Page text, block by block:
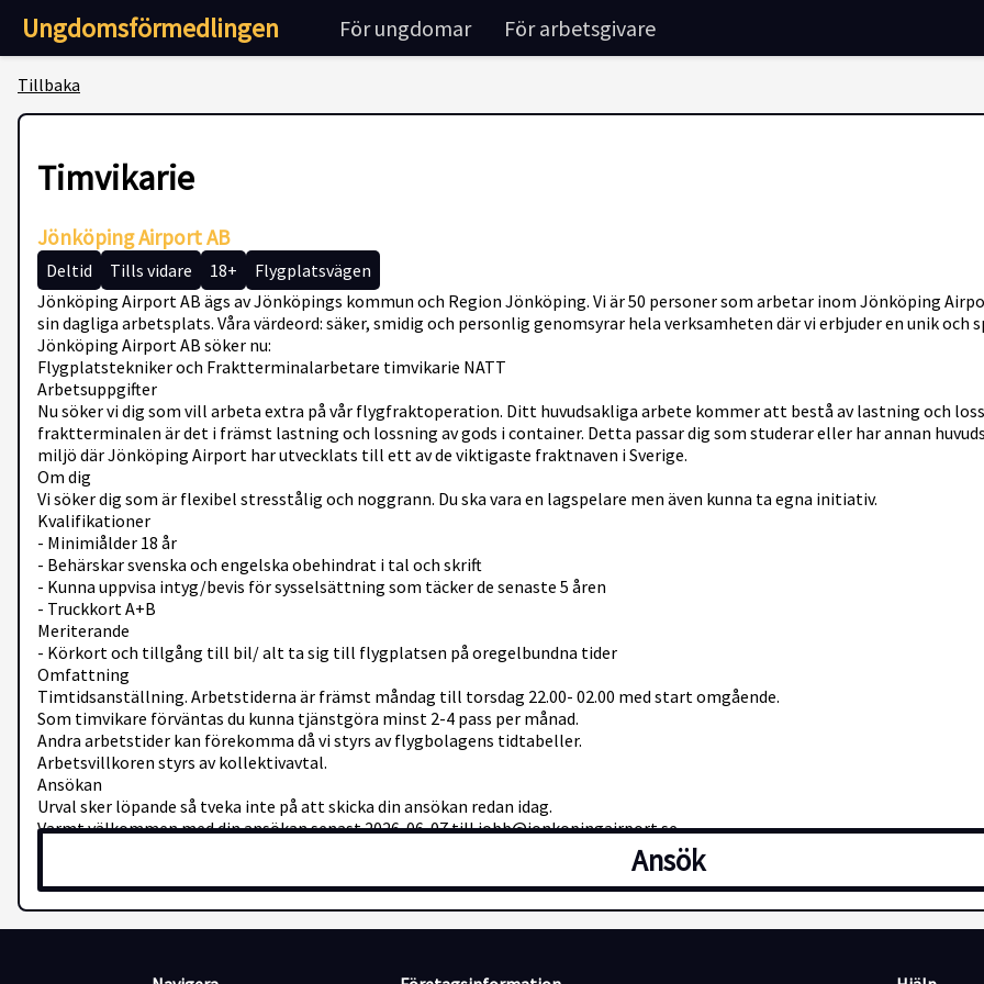
Ungdomsförmedlingen För ungdomar För arbetsgivare
Tillbaka
Timvikarie
Jönköping Airport AB
Deltid Tills vidare 18+
Flygplatsvägen
Jönköping Airport AB ägs av Jönköpings kommun och Region Jönköping. Vi är 50 personer som arbetar inom Jönköping
sin dagliga arbetsplats. Våra värdeord: säker, smidig och personlig genomsyrar hela verksamheten där vi erbjuder en unik och
Jönköping Airport AB söker nu:
Flygplatstekniker och Fraktterminalarbetare timvikarie NATT
Arbetsuppgifter
Nu söker vi dig som vill arbeta extra på vår flygfraktoperation. Ditt huvudsakliga arbete kommer att bestå av lastning och
fraktterminalen är det i främst lastning och lossning av gods i container. Detta passar dig som studerar eller har annan
miljö där Jönköping Airport har utvecklats till ett av de viktigaste fraktnaven i Sverige.
Om dig
Vi söker dig som är flexibel stresstålig och noggrann. Du ska vara en lagspelare men även kunna ta egna initiativ.
Kvalifikationer
- Minimiålder 18 år
- Behärskar svenska och engelska obehindrat i tal och skrift
- Kunna uppvisa intyg/bevis för sysselsättning som täcker de senaste 5 åren
- Truckkort A+B
Meriterande
- Körkort och tillgång till bil/ alt ta sig till flygplatsen på oregelbundna tider
Omfattning
Timtidsanställning. Arbetstiderna är främst måndag till torsdag 22.00- 02.00 med start omgående.
Som timvikare förväntas du kunna tjänstgöra minst 2-4 pass per månad.
Andra arbetstider kan förekomma då vi styrs av flygbolagens tidtabeller.
Arbetsvillkoren styrs av kollektivavtal.
Ansökan
Urval sker löpande så tveka inte på att skicka din ansökan redan idag.
Varmt välkommen med din ansökan senast 2026-06-07 till jobb@jonkopingairport.se
Eftersom arbetet är placerat på flygplatsen, som är ett skyddsområde med höga säkerhetskrav, så kommer en
anställning. Du kommer även att behöva uppvisa intyg för sysselsättning som täcker de senaste 5 åren.
När du skickar in din ansökan godkänner du att dina personuppgifter registreras och behandlas för rekryteringsändamålet.
Ansök